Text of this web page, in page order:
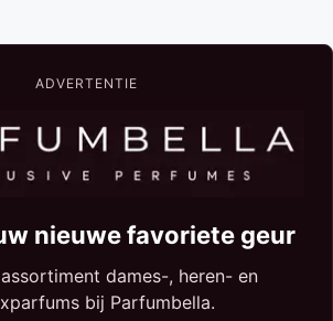
ADVERTENTIE
nieuwe favoriete geur
dames-, heren- en
bij Parfumbella.